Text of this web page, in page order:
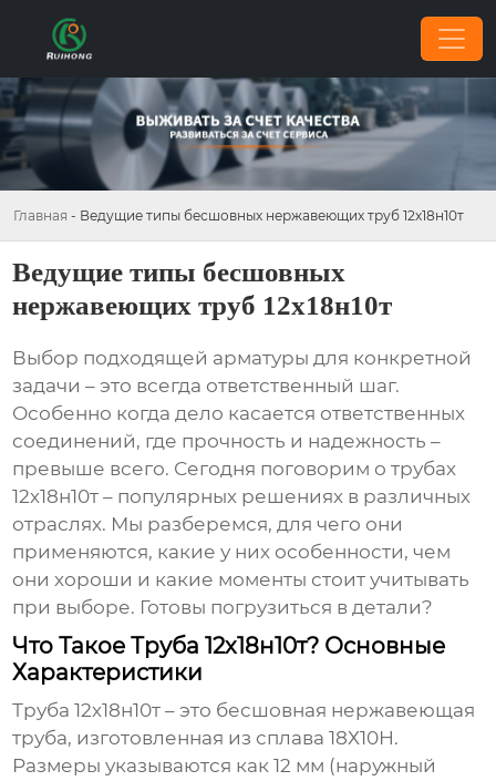
Главная - Ведущие типы бесшовных нержавеющих труб 12х18н10т
Ведущие типы бесшовных
нержавеющих труб 12х18н10т
Выбор подходящей арматуры для конкретной
задачи – это всегда ответственный шаг.
Особенно когда дело касается ответственных
соединений, где прочность и надежность –
превыше всего. Сегодня поговорим отрубах
12х18н10т – популярных решениях в различных
отраслях. Мы разберемся, для чего они
применяются, какие у них особенности, чем
они хороши и какие моменты стоит учитывать
при выборе. Готовы погрузиться в детали?
Что Такое Труба 12х18н10т? Основные
Характеристики
Труба 12х18н10т – это бесшовная нержавеющая
труба, изготовленная из сплава 18Х10Н.
Размеры указываются как 12 мм (наружный